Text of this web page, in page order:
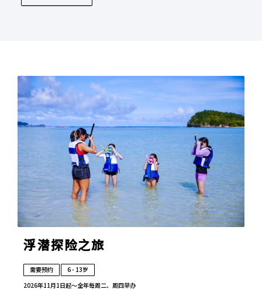
浮潜探险之旅
需要预约
6 - 13岁
2026年11月1日起〜全年每周二、周四举办